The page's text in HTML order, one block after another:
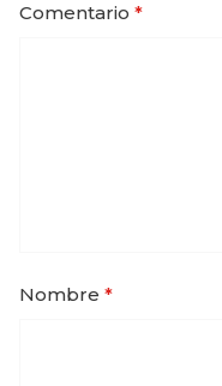
Comentario *
Nombre *